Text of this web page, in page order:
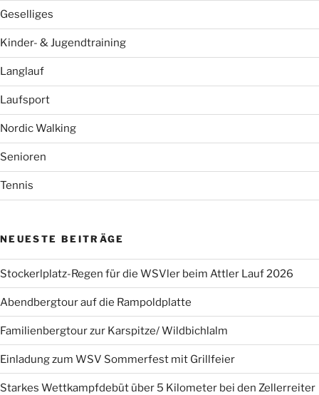
Geselliges
Kinder- & Jugendtraining
Langlauf
Laufsport
Nordic Walking
Senioren
Tennis
NEUESTE BEITRÄGE
Stockerlplatz-Regen für die WSVler beim Attler Lauf 2026
Abendbergtour auf die Rampoldplatte
Familienbergtour zur Karspitze/ Wildbichlalm
Einladung zum WSV Sommerfest mit Grillfeier
Starkes Wettkampfdebüt über 5 Kilometer bei den Zellerreiter